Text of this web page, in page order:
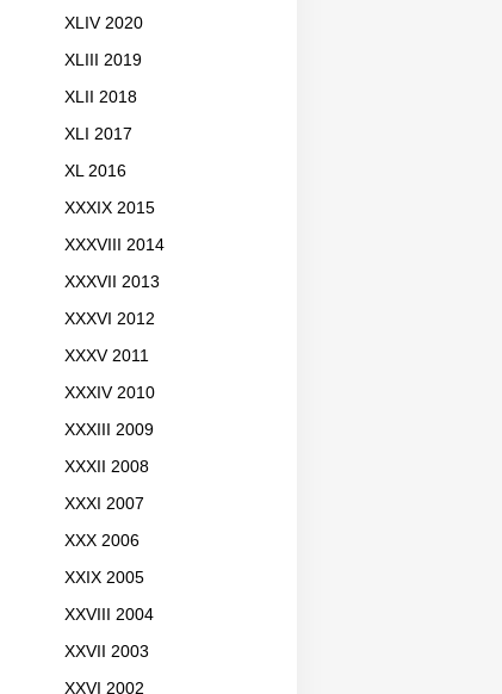
XLIV 2020
XLIII 2019
XLII 2018
XLI 2017
XL 2016
XXXIX 2015
XXXVIII 2014
XXXVII 2013
XXXVI 2012
XXXV 2011
XXXIV 2010
XXXIII 2009
XXXII 2008
XXXI 2007
XXX 2006
XXIX 2005
XXVIII 2004
XXVII 2003
XXVI 2002